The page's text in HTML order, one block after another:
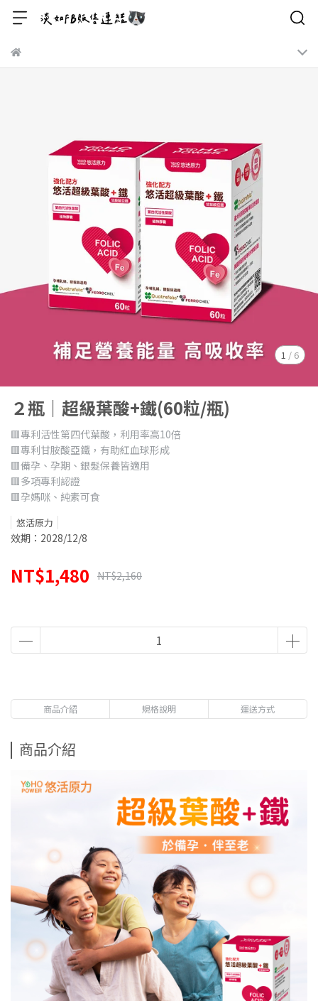
1 / 6
２瓶｜超級葉酸+鐵(60粒/瓶)
🟥專利活性第四代葉酸，利用率高10倍
🟥專利甘胺酸亞鐵，有助紅血球形成
🟥備孕、孕期、銀髮保養皆適用
🟥多項專利認證
🟥孕媽咪、純素可食
悠活原力
效期：2028/12/8
NT$1,480 NT$2,160
商品介紹 規格說明 運送方式
商品介紹